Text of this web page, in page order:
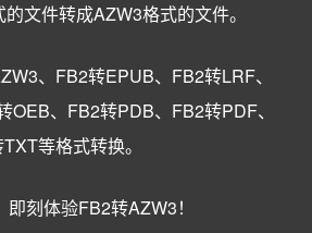
文件转成AZW3格式的文件。
、FB2转EPUB、FB2转LRF、
OEB、FB2转PDB、FB2转PDF、
等格式转换。
刻体验FB2转AZW3！